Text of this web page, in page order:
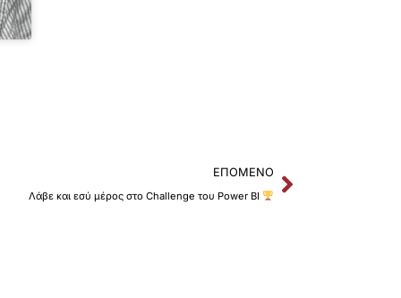
ΕΠΌΜΕΝΟ
Λάβε και εσύ μέρος στο Challenge του Power BI
Next